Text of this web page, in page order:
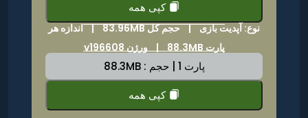
کپی همه
نوع: آپدیت بازی | حجم کل 83.96MB |
اندازه هر
پارت 88.3MB | ورژن v196608
پارت 1 | حجم : 88.3MB
کپی همه